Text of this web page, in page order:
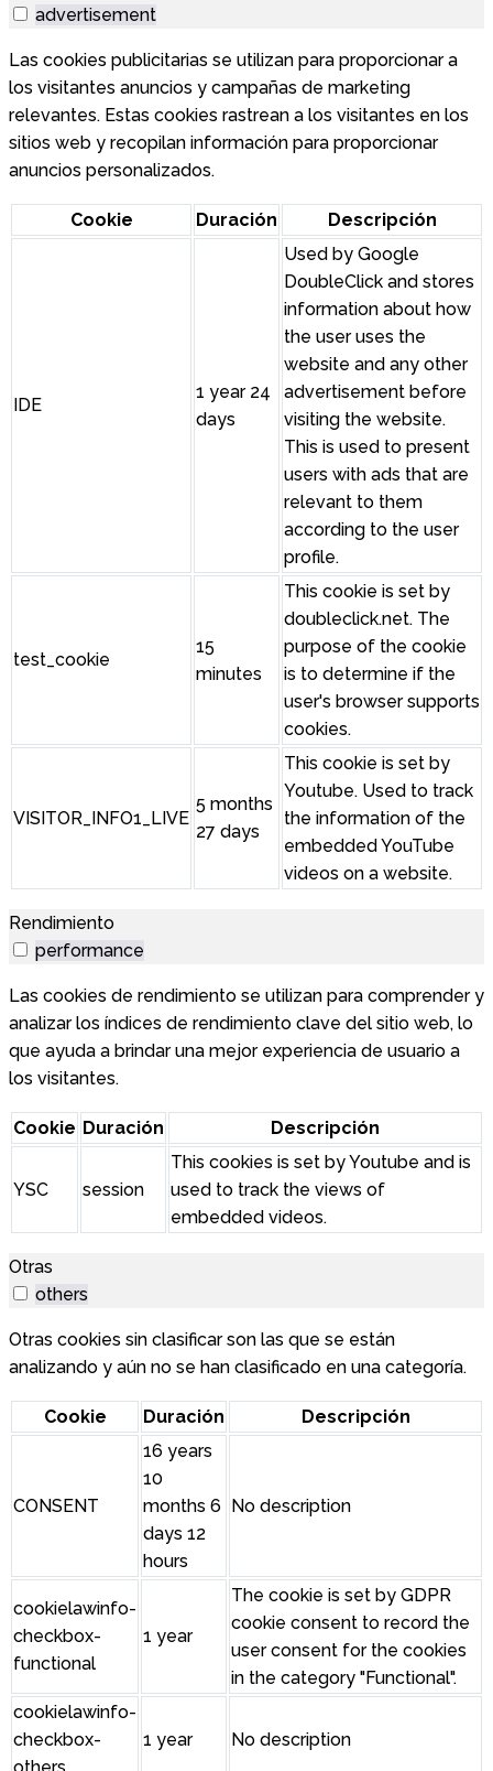
advertisement
Las cookies publicitarias se utilizan para proporcionar a
los visitantes anuncios y campañas de marketing
relevantes. Estas cookies rastrean a los visitantes en los
sitios web y recopilan información para proporcionar
anuncios personalizados.
Cookie Duración Descripción
IDE
1 year 24
days
Used by Google
DoubleClick and stores
information about how
the user uses the
website and any other
advertisement before
visiting the website.
This is used to present
users with ads that are
relevant to them
according to the user
profile.
test_cookie
15
minutes
This cookie is set by
doubleclick.net. The
purpose of the cookie
is to determine if the
user's browser supports
cookies.
VISITOR_INFO1_LIVE
5 months
27 days
This cookie is set by
Youtube. Used to track
the information of the
embedded YouTube
videos on a website.
Rendimiento
performance
Las cookies de rendimiento se utilizan para comprender y
analizar los índices de rendimiento clave del sitio web, lo
que ayuda a brindar una mejor experiencia de usuario a
los visitantes.
Cookie Duración Descripción
YSC session
This cookies is set by Youtube and is
used to track the views of
embedded videos.
Otras
others
Otras cookies sin clasificar son las que se están
analizando y aún no se han clasificado en una categoría.
Cookie Duración Descripción
CONSENT
16 years
10
months 6
days 12
hours
No description
cookielawinfo-
checkbox-
functional
1 year
The cookie is set by GDPR
cookie consent to record the
user consent for the cookies
in the category "Functional".
cookielawinfo-
checkbox-
1 year No description